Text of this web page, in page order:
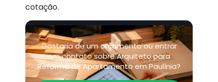
cotação.
Gostaria de um orçamento ou entrar
em contato sobre Arquiteto para
Reforma de Apartamento em Paulínia?